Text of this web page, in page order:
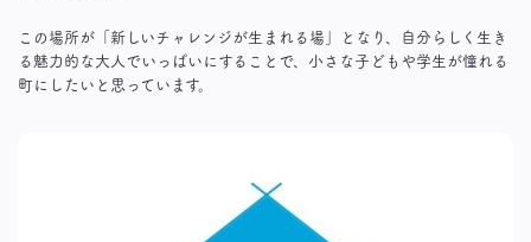
この場所が「新しいチャレンジが生まれる場」となり、自分らしく生き
る魅力的な大人でいっぱいにすることで、小さな子どもや学生が憧れる
町にしたいと思っています。